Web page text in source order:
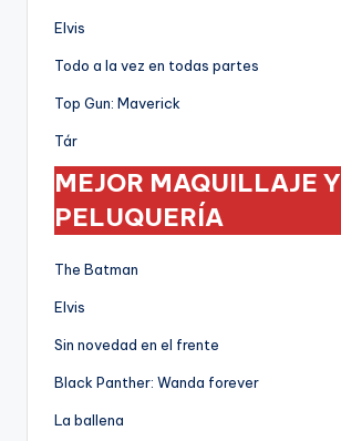
Elvis
Todo a la vez en todas partes
Top Gun: Maverick
Tár
MEJOR MAQUILLAJE Y
PELUQUERÍA
The Batman
Elvis
Sin novedad en el frente
Black Panther: Wanda forever
La ballena